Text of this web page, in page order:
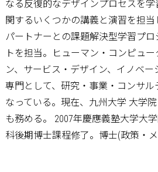
なる反復的なデザインプロセスを
関するいくつかの講義と演習を担
パートナーとの課題解決型学習プ
トを担当。ヒューマン・コンピュ
ン、サービス・デザイン、イノベ
専門として、研究・事業・コンサ
なっている。現在、九州大学 大学
も務める。 2007年慶應義塾大学大
科後期博士課程修了。博士(政策・メ